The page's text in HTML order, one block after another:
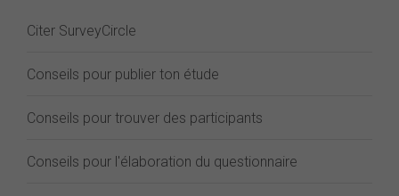
Citer SurveyCircle
Conseils pour publier ton étude
Conseils pour trouver des participants
Conseils pour l'élaboration du questionnaire